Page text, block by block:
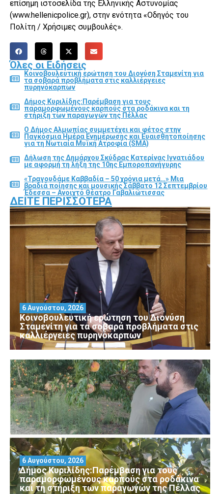
επίσημη ιστοσελίδα της Ελληνικής Αστυνομίας
(www.hellenicpolice.gr), στην ενότητα «Οδηγός του
Πολίτη / Χρήσιμες συμβουλές».
Όλες οι Ειδήσεις
Κοινοβουλευτική ερώτηση του Διονύση Σταμενίτη για
τα σοβαρά προβλήματα στις καλλιέργειες
πυρηνόκαρπων
Δήμος Κυριλίδης:Παρέμβαση για τους
παραμορφωμένους καρπούς στα ροδάκινα και τη
στήριξη των παραγωγών της Πέλλας
Ο Δήμος Αλμωπίας συμμετέχει και φέτος στην
Παγκόσμια Ημέρα Ενημέρωσης και Ευαισθητοποίησης
για τη Νωτιαία Μυϊκή Ατροφία (SMA)
Δήλωση της Δημάρχου Σκύδρας Κατερίνας Ιγνατιάδου
με αφορμή τη λήξη της 10ης Εμποροπανήγυρης
«Τραγουδάμε Καββαδία – 50 χρόνια μετά…» Μια
βραδιά ποίησης και μουσικής Σάββατο 12 Σεπτεμβρίου
Έδεσσα – Ανοιχτό Θέατρο Γαβαλιώτισσας
ΔΕΊΤΕ ΠΕΡΙΣΣΌΤΕΡΑ
Κοινοβουλευτική ερώτηση του Διονύση
Σταμενίτη για τα σοβαρά προβλήματα στις
καλλιέργειες πυρηνόκαρπων
6 Αυγούστου, 2026
Δήμος Κυριλίδης:Παρέμβαση για τους
παραμορφωμένους καρπούς στα ροδάκινα
και τη στήριξη των παραγωγών της Πέλλας
6 Αυγούστου, 2026